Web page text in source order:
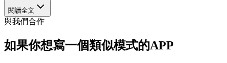
閱讀全文
與我們合作
如果你想寫一個類似模式的APP